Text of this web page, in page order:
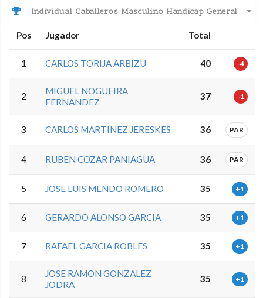
Individual Caballeros Masculino Handicap General
Pos Jugador Total
1 CARLOS TORIJA ARBIZU 40 -4
2
MIGUEL NOGUEIRA
FERNANDEZ
37 -1
3 CARLOS MARTINEZ JERESKES 36 PAR
4 RUBEN COZAR PANIAGUA 36 PAR
5 JOSE LUIS MENDO ROMERO 35 +1
6 GERARDO ALONSO GARCIA 35 +1
7 RAFAEL GARCIA ROBLES 35 +1
8
JOSE RAMON GONZALEZ
JODRA
35 +1